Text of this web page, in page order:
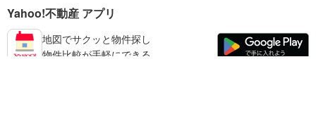
Yahoo!不動産 アプリ
地図でサクッと物件探し
物件比較が手軽にできる